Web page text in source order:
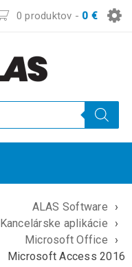
0 produktov - 0 €
ALAS Software
›
Kancelárske aplikácie
›
Microsoft Office
›
Microsoft Access 2016